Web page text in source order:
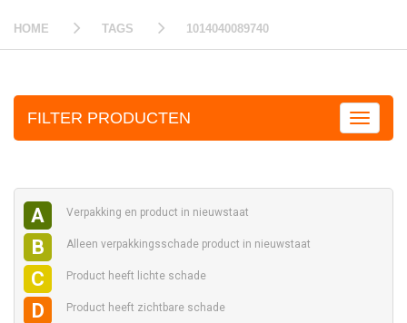
HOME TAGS 1014040089740
FILTER PRODUCTEN
A Verpakking en product in nieuwstaat
B Alleen verpakkingsschade product in nieuwstaat
C Product heeft lichte schade
D Product heeft zichtbare schade